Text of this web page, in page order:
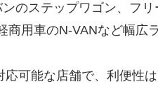
のステップワゴン、フリ
用車のN-VANなど幅広
可能な店舗で、利便性は